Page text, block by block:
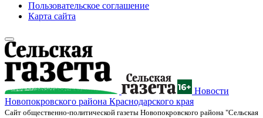
Пользовательское соглашение
Карта сайта
Новости
Новопокровского района Краснодарского края
Cайт общественно-политической газеты Новопокровского района "Сельская